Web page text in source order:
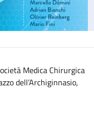
Medica Chirurgica
dell’Archiginnasio,